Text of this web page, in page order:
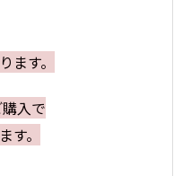
す。
入で
。